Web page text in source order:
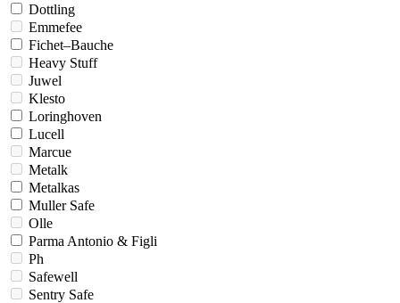
Dottling
Emmefee
Fichet–Bauche
Heavy Stuff
Juwel
Klesto
Loringhoven
Lucell
Marcue
Metalk
Metalkas
Muller Safe
Olle
Parma Antonio & Figli
Ph
Safewell
Sentry Safe